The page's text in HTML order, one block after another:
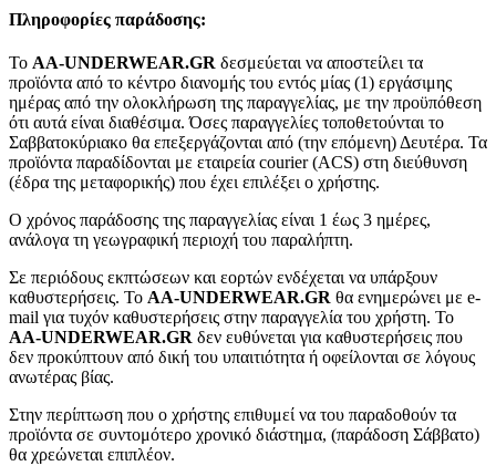
Πληροφορίες παράδοσης:
To AA-UNDERWEAR.GR δεσμεύεται να αποστείλει τα
προϊόντα από το κέντρο διανομής του εντός μίας (1) εργάσιμης
ημέρας από την ολοκλήρωση της παραγγελίας, με την προϋπόθεση
ότι αυτά είναι διαθέσιμα. Όσες παραγγελίες τοποθετούνται το
Σαββατοκύριακο θα επεξεργάζονται από (την επόμενη) Δευτέρα. Τα
προϊόντα παραδίδονται με εταιρεία courier (ACS) στη διεύθυνση
(έδρα της μεταφορικής) που έχει επιλέξει ο χρήστης.
Ο χρόνος παράδοσης της παραγγελίας είναι 1 έως 3 ημέρες,
ανάλογα τη γεωγραφική περιοχή του παραλήπτη.
Σε περιόδους εκπτώσεων και εορτών ενδέχεται να υπάρξουν
καθυστερήσεις. Το AA-UNDERWEAR.GR θα ενημερώνει με e-
mail για τυχόν καθυστερήσεις στην παραγγελία του χρήστη. Το
AA-UNDERWEAR.GR δεν ευθύνεται για καθυστερήσεις που
δεν προκύπτουν από δική του υπαιτιότητα ή οφείλονται σε λόγους
ανωτέρας βίας.
Στην περίπτωση που ο χρήστης επιθυμεί να του παραδοθούν τα
προϊόντα σε συντομότερο χρονικό διάστημα, (παράδοση Σάββατο)
θα χρεώνεται επιπλέον.